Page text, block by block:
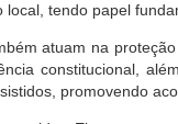
tendo papel
atuam na
constitucional,
promovendo